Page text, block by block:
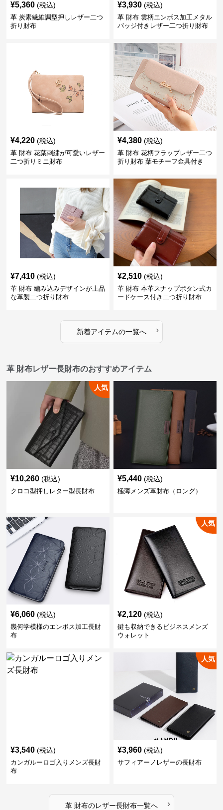
¥5,360 (税込)
革 炭素繊維調型押しレザー二つ
折り財布
¥3,930 (税込)
革 財布 雲柄エンボス加工メタル
バッジ付きレザー二つ折り財布
¥4,220 (税込)
革 財布 花葉刺繍が可愛いレザー
二つ折りミニ財布
¥4,380 (税込)
革 財布 花柄フラップレザー二つ
折り財布 葉モチーフ金具付き
¥7,410 (税込)
革 財布 編み込みデザインが上品
な革製二つ折り財布
¥2,510 (税込)
革 財布 本革スナップボタン式カ
ードケース付き二つ折り財布
新着アイテムの一覧へ ›
革 財布レザー長財布のおすすめアイテム
人気
¥10,260 (税込)
クロコ型押しレター型長財布
¥5,440 (税込)
極薄メンズ革財布（ロング）
¥6,060 (税込)
幾何学模様のエンボス加工長財
布
人気
¥2,120 (税込)
鍵も収納できるビジネスメンズ
ウォレット
¥3,540 (税込)
カンガルーロゴ入りメンズ長財
布
人気
¥3,960 (税込)
サフィアーノレザーの長財布
革 財布のレザー長財布一覧へ ›